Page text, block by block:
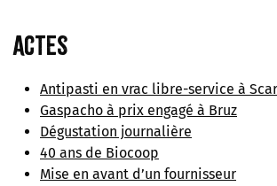
Actes
Antipasti en vrac libre-service à
Gaspacho à prix engagé à Bruz
Dégustation journalière
40 ans de Biocoop
Mise en avant d’un fournisseur